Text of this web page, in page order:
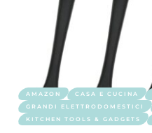
AMAZON CASA E CUCINA
GRANDI ELETTRODOMESTICI
KITCHEN TOOLS & GADGETS